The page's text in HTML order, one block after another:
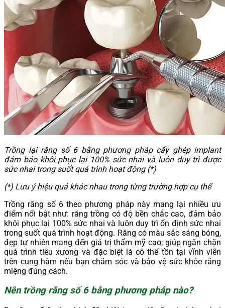
Trồng lại răng số 6 bằng phương pháp cấy ghép implant
đảm bảo khôi phục lại 100% sức nhai và luôn duy trì được
sức nhai trong suốt quá trình hoạt động (*)
(*) Lưu ý hiệu quả khác nhau trong từng trường hợp cụ thể
Trồng răng số 6 theo phương pháp này mang lại nhiều ưu
điểm nổi bật như: răng trồng có độ bền chắc cao, đảm bảo
khôi phục lại 100% sức nhai và luôn duy trì ổn định sức nhai
trong suốt quá trình hoạt động. Răng có màu sắc sáng bóng,
đẹp tự nhiên mang đến giá trị thẩm mỹ cao; giúp ngăn chặn
quá trình tiêu xương và đặc biệt là có thể tồn tại vĩnh viễn
trên cung hàm nếu bạn chăm sóc và bảo vệ sức khỏe răng
miệng đúng cách.
Nên trồng răng số 6 bằng phương pháp nào?